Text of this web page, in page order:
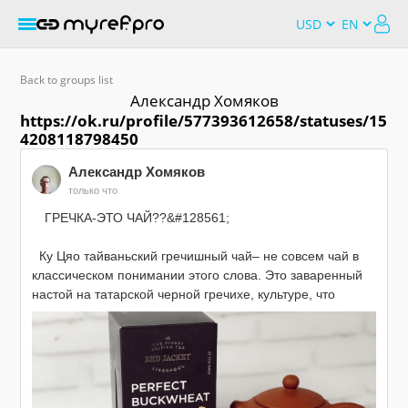
Back to groups list
Александр Хомяков
https://ok.ru/profile/577393612658/statuses/15
4208118798450
Александр Хомяков
только что
⠀ ГРЕЧКА-ЭТО ЧАЙ??&#128561;
классическом понимании этого слова. Это заваренный
настой на татарской черной гречихе, культуре, что
произрастает в Китае и отличается от известной всем
гречки иным, более легким и нежным вкусом и рядом
положительных свойств.